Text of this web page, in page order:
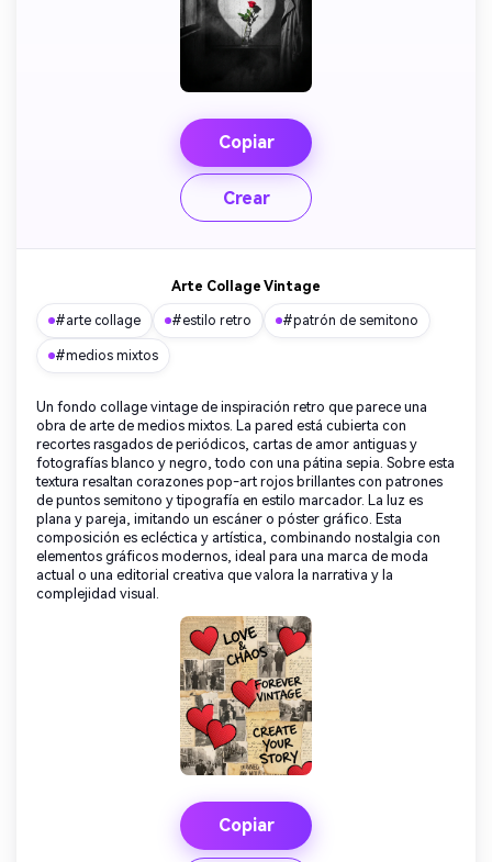
Copiar
Crear
Arte Collage Vintage
#arte collage #estilo retro #patrón de semitono
#medios mixtos
Un fondo collage vintage de inspiración retro que parece una
obra de arte de medios mixtos. La pared está cubierta con
recortes rasgados de periódicos, cartas de amor antiguas y
fotografías blanco y negro, todo con una pátina sepia. Sobre esta
textura resaltan corazones pop-art rojos brillantes con patrones
de puntos semitono y tipografía en estilo marcador. La luz es
plana y pareja, imitando un escáner o póster gráfico. Esta
composición es ecléctica y artística, combinando nostalgia con
elementos gráficos modernos, ideal para una marca de moda
actual o una editorial creativa que valora la narrativa y la
complejidad visual.
Copiar